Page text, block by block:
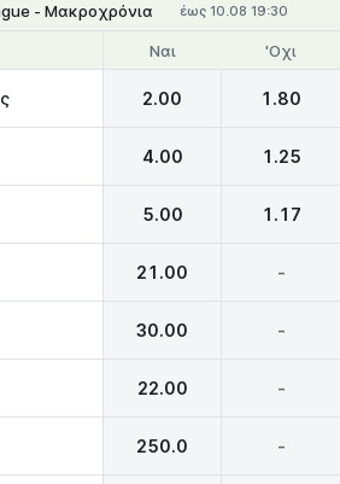
- Μακροχρόνια έως 10.08 19:30
Θέσεις 1-2
Ναι 'Οχι
2.00 1.80
4.00 1.25
5.00 1.17
21.00 -
30.00 -
22.00 -
250.0 -